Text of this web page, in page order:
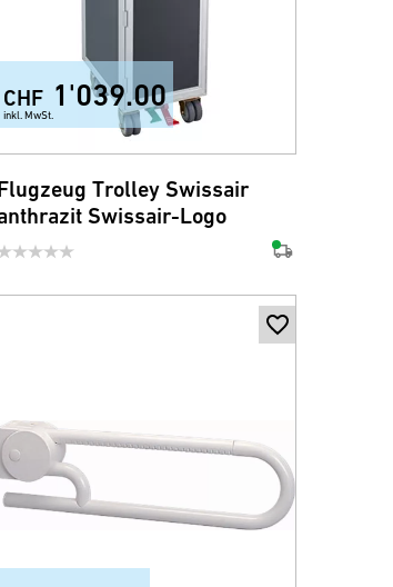
CHF 1'039.00
inkl. MwSt.
Trolley Swissair
Swissair-Logo